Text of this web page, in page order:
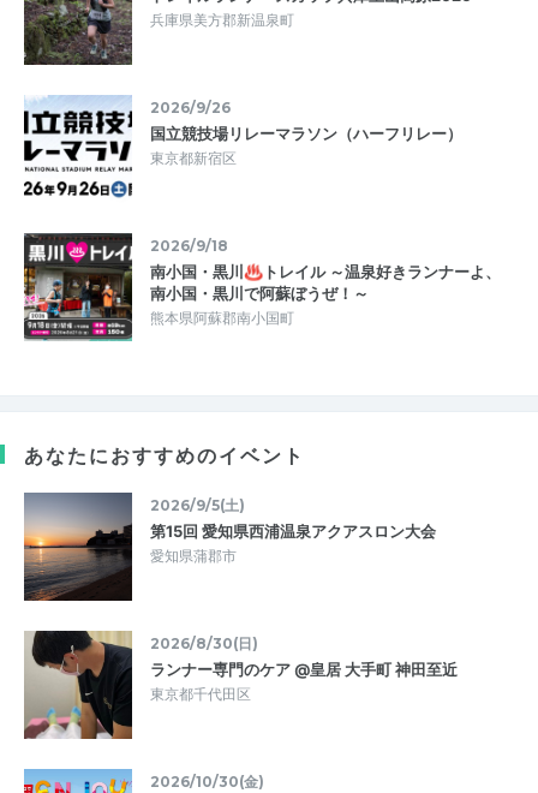
兵庫県美方郡新温泉町
2026/9/26
国立競技場リレーマラソン（ハーフリレー）
東京都新宿区
2026/9/18
南小国・黒川♨トレイル ～温泉好きランナーよ、
南小国・黒川で阿蘇ぼうぜ！～
熊本県阿蘇郡南小国町
あなたにおすすめのイベント
2026/9/5(土)
第15回 愛知県西浦温泉アクアスロン大会
愛知県蒲郡市
2026/8/30(日)
ランナー専門のケア @皇居 大手町 神田至近
東京都千代田区
2026/10/30(金)